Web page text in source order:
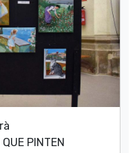
PINTEN